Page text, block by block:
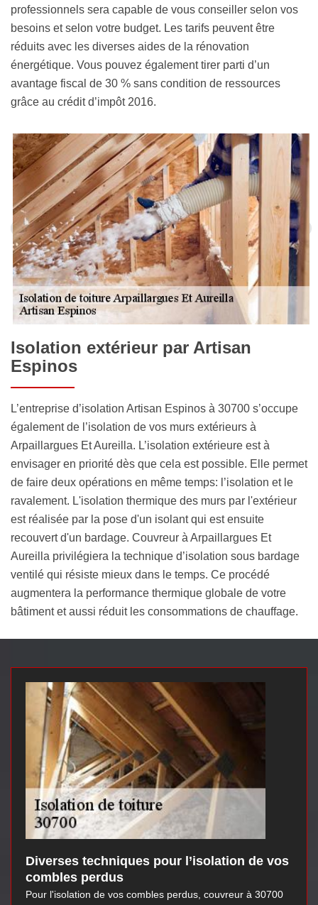
professionnels sera capable de vous conseiller selon vos
besoins et selon votre budget. Les tarifs peuvent être
réduits avec les diverses aides de la rénovation
énergétique. Vous pouvez également tirer parti d’un
avantage fiscal de 30 % sans condition de ressources
grâce au crédit d’impôt 2016.
Isolation extérieur par Artisan
Espinos
L’entreprise d’isolation Artisan Espinos à 30700 s’occupe
également de l’isolation de vos murs extérieurs à
Arpaillargues Et Aureilla. L’isolation extérieure est à
envisager en priorité dès que cela est possible. Elle permet
de faire deux opérations en même temps: l’isolation et le
ravalement. L'isolation thermique des murs par l'extérieur
est réalisée par la pose d'un isolant qui est ensuite
recouvert d'un bardage. Couvreur à Arpaillargues Et
Aureilla privilégiera la technique d’isolation sous bardage
ventilé qui résiste mieux dans le temps. Ce procédé
augmentera la performance thermique globale de votre
bâtiment et aussi réduit les consommations de chauffage.
Diverses techniques pour l’isolation de vos
combles perdus
Pour l'isolation de vos combles perdus, couvreur à 30700